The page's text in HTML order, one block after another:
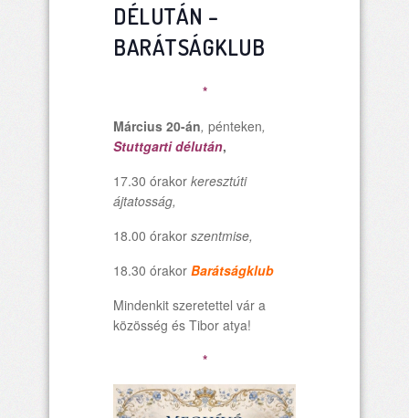
DÉLUTÁN –
BARÁTSÁGKLUB
*
Március 20-án, pénteken,
Stuttgarti délután,
17.30 órakor keresztúti
ájtatosság,
18.00 órakor szentmise,
18.30 órakor Barátságklub
Mindenkit szeretettel vár a
közösség és Tibor atya!
*